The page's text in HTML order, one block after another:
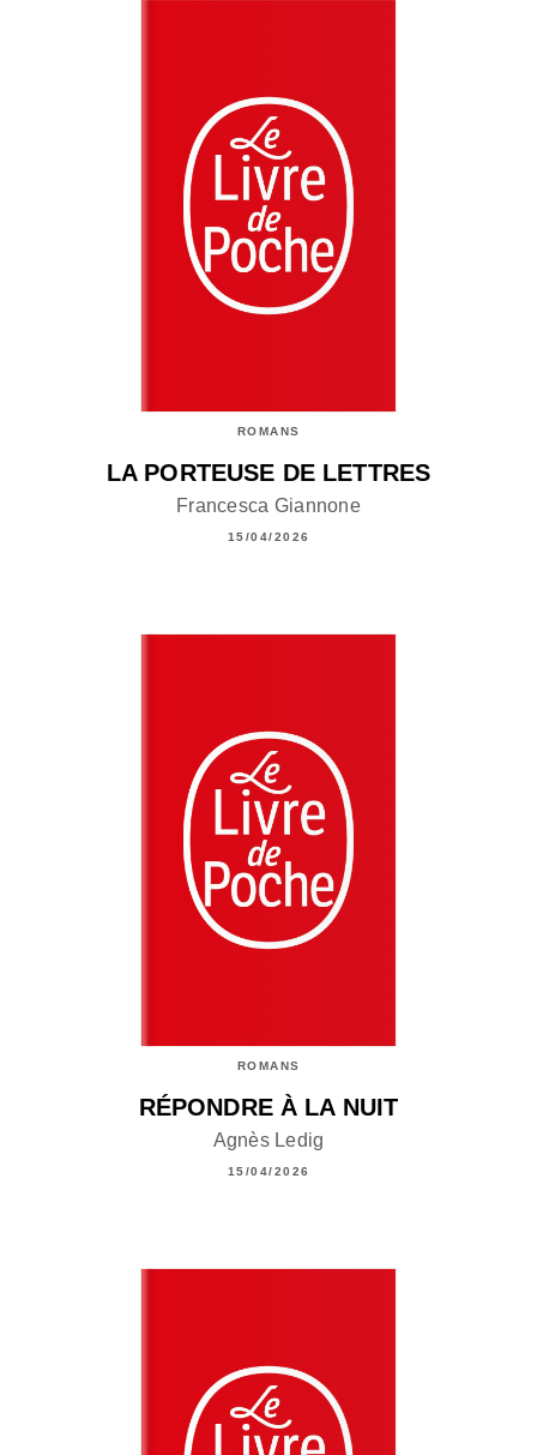
ROMANS
LA PORTEUSE DE LETTRES
Francesca Giannone
15/04/2026
ROMANS
RÉPONDRE À LA NUIT
Agnès Ledig
15/04/2026